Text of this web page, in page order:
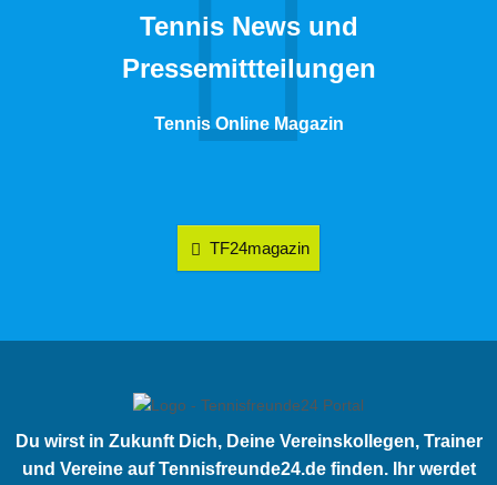
Tennis News und
Pressemittteilungen
Tennis Online Magazin
TF24magazin
Du wirst in Zukunft Dich, Deine Vereinskollegen, Trainer
und Vereine auf Tennisfreunde24.de finden. Ihr werdet